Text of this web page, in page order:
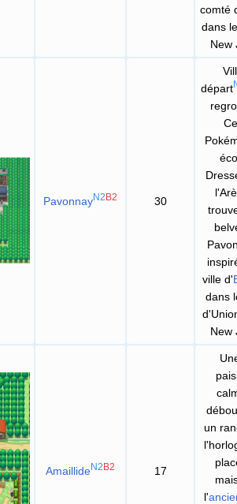
comté
dans
New
PavonnayN2 B2 30
départ
ville d'
dans
New
AmaillideN2 B2 17
un
l'